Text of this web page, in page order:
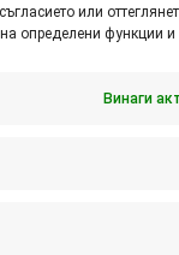
или
определени функции и
Винаги
в